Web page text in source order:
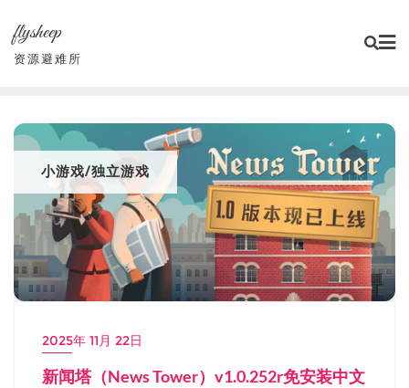
content
flysheep
资源避难所
小游戏/独立游戏
2025年 11月 22日
新闻塔（News Tower）v1.0.252r免安装中文